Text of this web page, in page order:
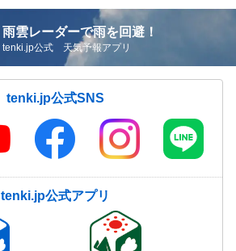
雨雲レーダーで雨を回避！
tenki.jp公式 天気予報アプリ
tenki.jp公式SNS
tenki.jp公式アプリ